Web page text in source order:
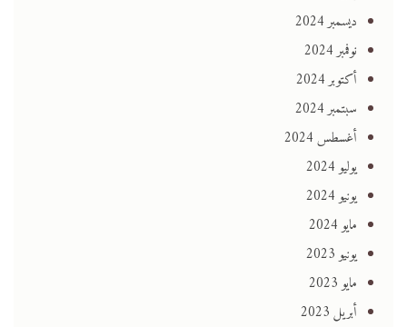
ديسمبر 2024
نوفمبر 2024
أكتوبر 2024
سبتمبر 2024
أغسطس 2024
يوليو 2024
يونيو 2024
مايو 2024
يونيو 2023
مايو 2023
أبريل 2023